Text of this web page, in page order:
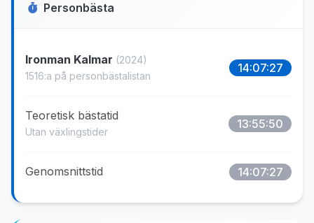
Personbästa
Ironman Kalmar (2024)
1516:a på personbästalistan
14:07:27
Teoretisk bästatid
Utan växlingstider
13:55:50
Genomsnittstid 14:07:27